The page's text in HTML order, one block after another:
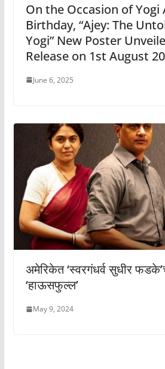
On the Occasion of Yogi
Birthday, “Ajey: The
Yogi” New Poster
Release on 1st August
June 6, 2025
अमेरिकेत ‘स्वरगंधर्व सुधीर
‘हाऊसफुल्ल’
May 9, 2024